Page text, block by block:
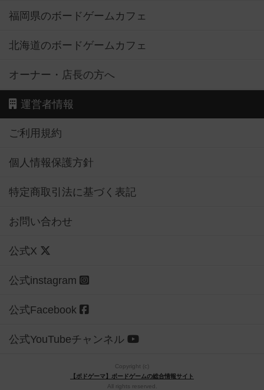
福岡県のボードゲームカフェ
北海道のボードゲームカフェ
オーナー・店長の方へ
運営者情報
ご利用規約
個人情報保護方針
特定商取引法に基づく表記
お問い合わせ
公式X
公式instagram
公式Facebook
公式YouTubeチャンネル
Copyright (c)
【ボドゲーマ】ボードゲームの総合情報サイト
All rights reserved.